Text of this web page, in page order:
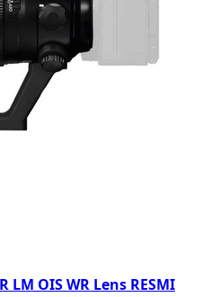
LM OIS WR Lens RESMI